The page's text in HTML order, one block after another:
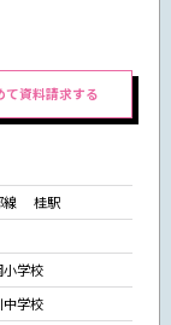
て資料請求する
線 桂駅
小学校
中学校